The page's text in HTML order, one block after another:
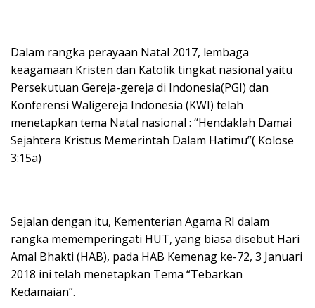
Dalam rangka perayaan Natal 2017, lembaga
keagamaan Kristen dan Katolik tingkat nasional yaitu
Persekutuan Gereja-gereja di Indonesia(PGI) dan
Konferensi Waligereja Indonesia (KWI) telah
menetapkan tema Natal nasional : “Hendaklah Damai
Sejahtera Kristus Memerintah Dalam Hatimu”( Kolose
3:15a)
Sejalan dengan itu, Kementerian Agama RI dalam
rangka mememperingati HUT, yang biasa disebut Hari
Amal Bhakti (HAB), pada HAB Kemenag ke-72, 3 Januari
2018 ini telah menetapkan Tema “Tebarkan
Kedamaian”.